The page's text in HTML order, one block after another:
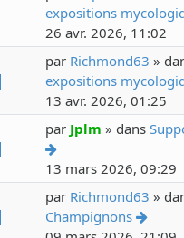
expositions
26 avr. 2026, 11:02
par Richmond63 »
expositions
13 avr. 2026, 01:25
par Jplm » dans
Voir le dernier
13 mars 2026, 09:29
par Richmond63 »
Champignons
Voir